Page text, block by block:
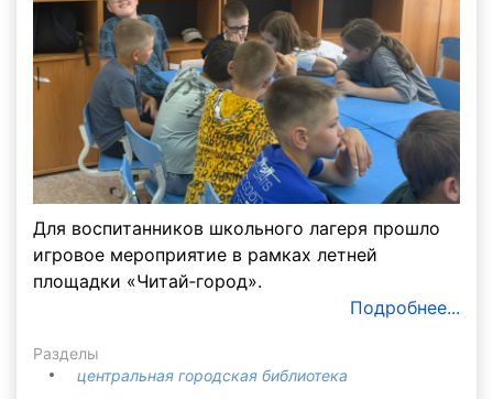
Для воспитанников школьного лагеря прошло
игровое мероприятие в рамках летней
площадки «Читай‑город».
Подробнее...
Разделы
центральная городская библиотека